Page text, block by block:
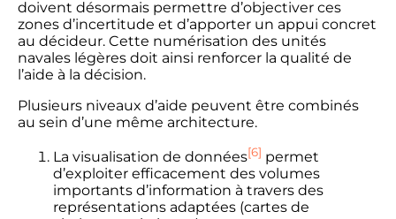
doivent désormais permettre d’objectiver ces
zones d’incertitude et d’apporter un appui concret
au décideur. Cette numérisation des unités
navales légères doit ainsi renforcer la qualité de
l’aide à la décision.
Plusieurs niveaux d’aide peuvent être combinés
au sein d’une même architecture.
La visualisation de données[6] permet
d’exploiter efficacement des volumes
importants d’information à travers des
représentations adaptées (cartes de